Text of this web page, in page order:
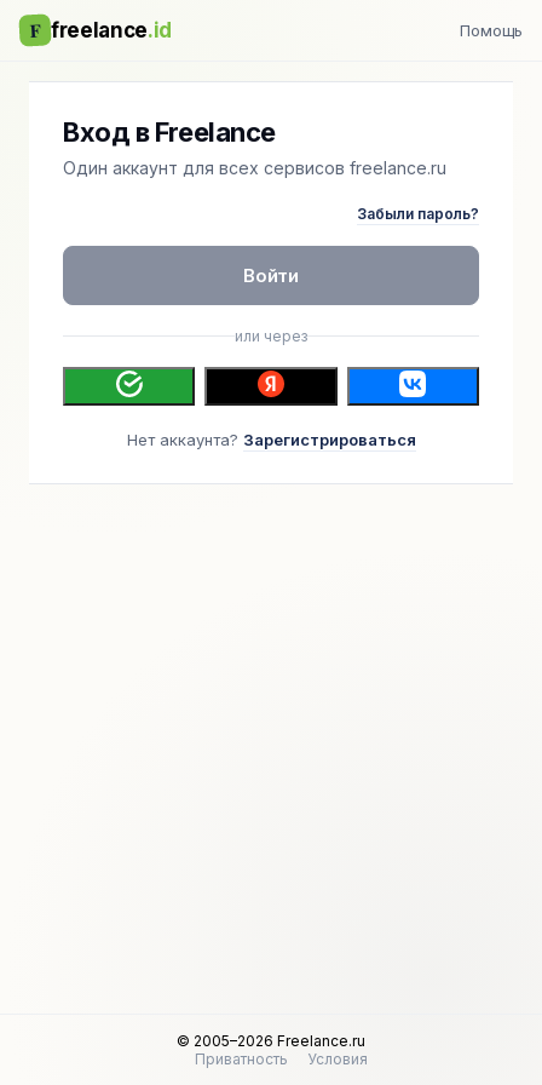
F freelance.id Помощь
Вход в Freelance
Один аккаунт для всех сервисов freelance.ru
Забыли пароль?
Войти
или через
Нет аккаунта? Зарегистрироваться
© 2005–2026 Freelance.ru
Приватность
Условия